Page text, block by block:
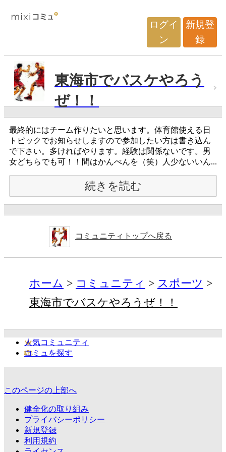
ログイ
ン
新規登
録
東海市でバスケやろう
ぜ！！
最終的にはチーム作りたいと思います。体育館使える日
トピックでお知らせしますので参加したい方は書き込ん
で下さい。多ければやります。経験は関係ないです。男
女どちらでも可！！間はかんべんを（笑）人少ないいん...
続きを読む
コミュニティトップへ戻る
ホーム コミュニティ
スポーツ
東海市でバスケやろうぜ！！
人気コミュニティ
コミュを探す
このページの上部へ
健全化の取り組み
プライバシーポリシー
新規登録
利用規約